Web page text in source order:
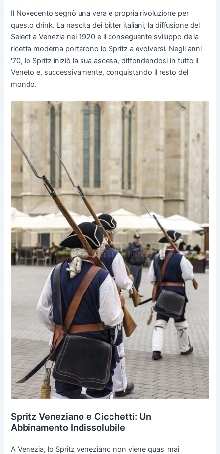
Il Novecento segnò una vera e propria rivoluzione per
questo drink. La nascita dei bitter italiani, la diffusione del
Select a Venezia nel 1920 e il conseguente sviluppo della
ricetta moderna portarono lo Spritz a evolversi. Negli anni
'70, lo Spritz iniziò la sua ascesa, diffondendosi in tutto il
Veneto e, successivamente, conquistando il resto del
mondo.
Spritz Veneziano e Cicchetti: Un
Abbinamento Indissolubile
A Venezia, lo Spritz veneziano non viene quasi mai